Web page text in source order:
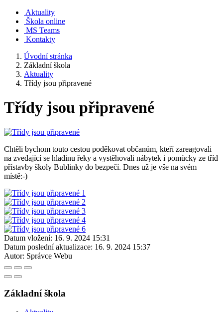
Aktuality
Škola online
MS Teams
Kontakty
Úvodní stránka
Základní škola
Aktuality
Třídy jsou připravené
Třídy jsou připravené
Chtěli bychom touto cestou poděkovat občanům, kteří zareagovali
na zvedající se hladinu řeky a vystěhovali nábytek i pomůcky ze tříd
přístavby školy Bublinky do bezpečí. Dnes už je vše na svém
místě:-)
Datum vložení: 16. 9. 2024 15:31
Datum poslední aktualizace: 16. 9. 2024 15:37
Autor: Správce Webu
Základní škola